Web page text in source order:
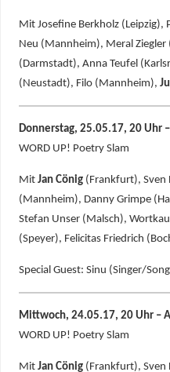
Mit Josefine Berkholz (Leipzig),
Neu (Mannheim), Meral Ziegler
(Darmstadt), Anna Teufel
(Neustadt), Filo (Mannheim),
Donnerstag, 25.05.17, 20 Uhr
WORD UP! Poetry Slam
Mit Jan Cönig(Frankfurt), Sven
(Mannheim), Danny Grimpe
Stefan Unser (Malsch),
(Speyer), Felicitas Friedrich
Special Guest: Sinu (Singer/
Mittwoch, 24.05.17, 20 Uhr –
WORD UP! Poetry Slam
Mit Jan Cönig(Frankfurt), Sven